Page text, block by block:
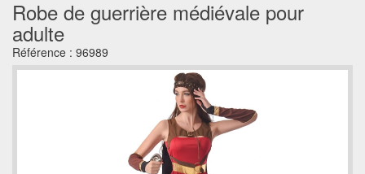
Robe de guerrière médiévale pour
adulte
Référence : 96989